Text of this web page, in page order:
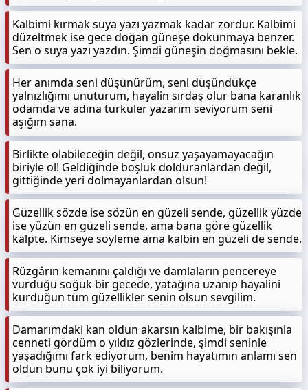
Kalbimi kırmak suya yazı yazmak kadar zordur. Kalbimi
düzeltmek ise gece doğan güneşe dokunmaya benzer.
Sen o suya yazı yazdın. Şimdi güneşin doğmasını bekle.
Her anımda seni düşünürüm, seni düşündükçe
yalnızlığımı unuturum, hayalin sırdaş olur bana karanlık
odamda ve adına türküler yazarım seviyorum seni
aşığım sana.
Birlikte olabileceğin değil, onsuz yaşayamayacağın
biriyle ol! Geldiğinde boşluk dolduranlardan değil,
gittiğinde yeri dolmayanlardan olsun!
Güzellik sözde ise sözün en güzeli sende, güzellik yüzde
ise yüzün en güzeli sende, ama bana göre güzellik
kalpte. Kimseye söyleme ama kalbin en güzeli de sende.
Rüzgârın kemanını çaldığı ve damlaların pencereye
vurduğu soğuk bir gecede, yatağına uzanıp hayalini
kurduğun tüm güzellikler senin olsun sevgilim.
Damarımdaki kan oldun akarsın kalbime, bir bakışınla
cenneti gördüm o yıldız gözlerinde, şimdi seninle
yaşadığımı fark ediyorum, benim hayatımın anlamı sen
oldun bunu çok iyi biliyorum.